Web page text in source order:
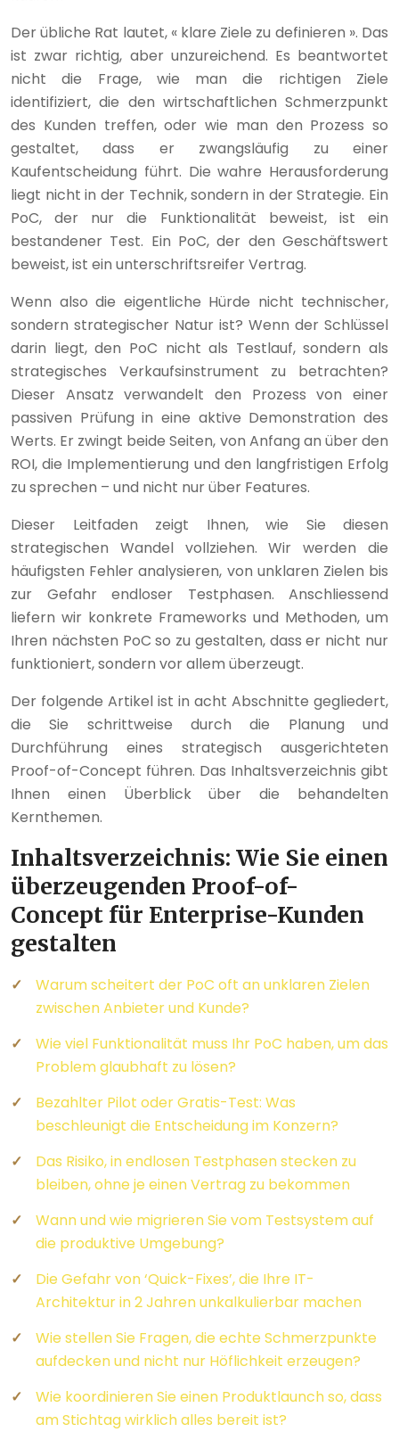
Der übliche Rat lautet, « klare Ziele zu definieren ». Das
ist zwar richtig, aber unzureichend. Es beantwortet
nicht die Frage, wie man die richtigen Ziele
identifiziert, die den wirtschaftlichen Schmerzpunkt
des Kunden treffen, oder wie man den Prozess so
gestaltet, dass er zwangsläufig zu einer
Kaufentscheidung führt. Die wahre Herausforderung
liegt nicht in der Technik, sondern in der Strategie. Ein
PoC, der nur die Funktionalität beweist, ist ein
bestandener Test. Ein PoC, der den Geschäftswert
beweist, ist ein unterschriftsreifer Vertrag.
Wenn also die eigentliche Hürde nicht technischer,
sondern strategischer Natur ist? Wenn der Schlüssel
darin liegt, den PoC nicht als Testlauf, sondern als
strategisches Verkaufsinstrument zu betrachten?
Dieser Ansatz verwandelt den Prozess von einer
passiven Prüfung in eine aktive Demonstration des
Werts. Er zwingt beide Seiten, von Anfang an über den
ROI, die Implementierung und den langfristigen Erfolg
zu sprechen – und nicht nur über Features.
Dieser Leitfaden zeigt Ihnen, wie Sie diesen
strategischen Wandel vollziehen. Wir werden die
häufigsten Fehler analysieren, von unklaren Zielen bis
zur Gefahr endloser Testphasen. Anschliessend
liefern wir konkrete Frameworks und Methoden, um
Ihren nächsten PoC so zu gestalten, dass er nicht nur
funktioniert, sondern vor allem überzeugt.
Der folgende Artikel ist in acht Abschnitte gegliedert,
die Sie schrittweise durch die Planung und
Durchführung eines strategisch ausgerichteten
Proof-of-Concept führen. Das Inhaltsverzeichnis gibt
Ihnen einen Überblick über die behandelten
Kernthemen.
Inhaltsverzeichnis: Wie Sie einen
überzeugenden Proof-of-
Concept für Enterprise-Kunden
gestalten
Warum scheitert der PoC oft an unklaren Zielen
zwischen Anbieter und Kunde?
Wie viel Funktionalität muss Ihr PoC haben, um das
Problem glaubhaft zu lösen?
Bezahlter Pilot oder Gratis-Test: Was
beschleunigt die Entscheidung im Konzern?
Das Risiko, in endlosen Testphasen stecken zu
bleiben, ohne je einen Vertrag zu bekommen
Wann und wie migrieren Sie vom Testsystem auf
die produktive Umgebung?
Die Gefahr von ‘Quick-Fixes’, die Ihre IT-
Architektur in 2 Jahren unkalkulierbar machen
Wie stellen Sie Fragen, die echte Schmerzpunkte
aufdecken und nicht nur Höflichkeit erzeugen?
Wie koordinieren Sie einen Produktlaunch so, dass
am Stichtag wirklich alles bereit ist?